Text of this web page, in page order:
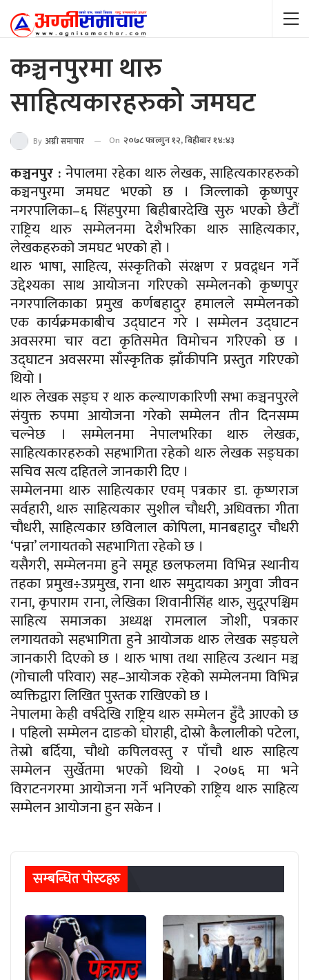
कञ्चनपुरमा थारु
साहित्यकारहरुको जमघट
By अग्नी समाचार On २०७८ फाल्गुन १२, बिहीबार १४:४३
कञ्चनपुर : नेपालमा रहेका थारु लेखक, साहित्यकारहरुको
कञ्चनपुरमा जमघट भएको छ । जिल्लाको कृष्णपुर
नगरपालिका–६ सिंहपुरमा बिहीबारदेखि सुरु भएको छैटौं
राष्ट्रिय थारु सम्मेलनमा देशैभरिका थारु साहित्यकार,
लेखकहरुको जमघट भएको हो ।
थारु भाषा, साहित्य, संस्कृतिको संरक्षण र प्रवद्र्धन गर्ने
उद्देश्यका साथ आयोजना गरिएको सम्मेलनको कृष्णपुर
नगरपालिकाका प्रमुख कर्णबहादुर हमालले सम्मेलनको
एक कार्यक्रमकाबीच उद्घाटन गरे । सम्मेलन उद्घाटन
अवसरमा चार वटा कृतिसमेत विमोचन गरिएको छ ।
उद्घाटन अवसरमा साँस्कृतिक झाँकीपनि प्रस्तुत गरिएको
थियो ।
थारु लेखक सङ्घ र थारु कल्याणकारिणी सभा कञ्चनपुरले
संयुक्त रुपमा आयोजना गरेको सम्मेलन तीन दिनसम्म
चल्नेछ । सम्मेलनमा नेपालभरिका थारु लेखक,
साहित्यकारहरुको सहभागिता रहेको थारु लेखक सङ्घका
सचिव सत्य दहितले जानकारी दिए ।
सम्मेलनमा थारु साहित्यकार एवम् पत्रकार डा. कृष्णराज
सर्वहारी, थारु साहित्यकार सुशील चौधरी, अधिवक्ता गीता
चौधरी, साहित्यकार छविलाल कोपिला, मानबहादुर चौधरी
‘पन्ना’ लगायतको सहभागिता रहेको छ ।
यसैगरी, सम्मेलनमा हुने समूह छलफलमा विभिन्न स्थानीय
तहका प्रमुख÷उप्रमुख, राना थारु समुदायका अगुवा जीवन
राना, कृपाराम राना, लेखिका शिवानीसिंह थारु, सुदूरपश्चिम
साहित्य समाजका अध्यक्ष रामलाल जोशी, पत्रकार
लगायतको सहभागिता हुने आयोजक थारु लेखक सङ्घले
जानकारी दिएको छ । थारु भाषा तथा साहित्य उत्थान मञ्च
(गोचाली परिवार) सह–आयोजक रहेको सम्मेलनमा विभिन्न
व्यक्तिद्वारा लिखित पुस्तक राखिएको छ ।
नेपालमा केही वर्षदेखि राष्ट्रिय थारु सम्मेलन हुँदै आएको छ
। पहिलो सम्मेलन दाङको घोराही, दोस्रो कैलालीको पटेला,
तेस्रो बर्दिया, चौथो कपिलवस्तु र पाँचौ थारु साहित्य
सम्मेलन सुर्खेतमा भएको थियो । २०७६ मा भने
विराटनगरमा आयोजना गर्ने भनिएको राष्ट्रिय थारु साहित्य
सम्मेलन आयोजना हुन सकेन ।
सम्बन्धित पाेस्टहरु